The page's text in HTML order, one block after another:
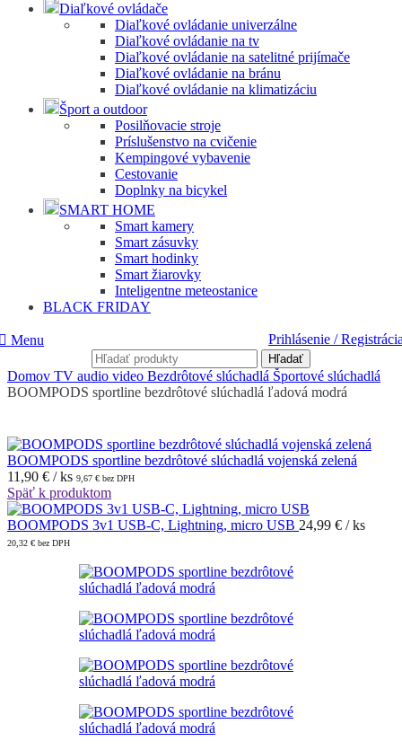
Diaľkové ovládače
Diaľkové ovládanie univerzálne
Diaľkové ovládanie na tv
Diaľkové ovládanie na satelitné prijímače
Diaľkové ovládanie na bránu
Diaľkové ovládanie na klimatizáciu
Šport a outdoor
Posilňovacie stroje
Príslušenstvo na cvičenie
Kempingové vybavenie
Cestovanie
Doplnky na bicykel
SMART HOME
Smart kamery
Smart zásuvky
Smart hodinky
Smart žiarovky
Inteligentne meteostanice
BLACK FRIDAY
Menu Prihlásenie /
Hľadať
Domov TV audio video Bezdrôtové slúchadlá Športové slúchadlá
BOOMPODS sportline bezdrôtové slúchadlá ľadová modrá
BOOMPODS sportline bezdrôtové slúchadlá vojenská zelená
11,90 € / ks 9,67 € bez DPH
Späť k produktom
BOOMPODS 3v1 USB-C, Lightning, micro USB 24,99 € / ks
20,32 € bez DPH